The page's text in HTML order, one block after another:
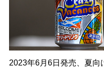
2023年6月6日発売、夏向